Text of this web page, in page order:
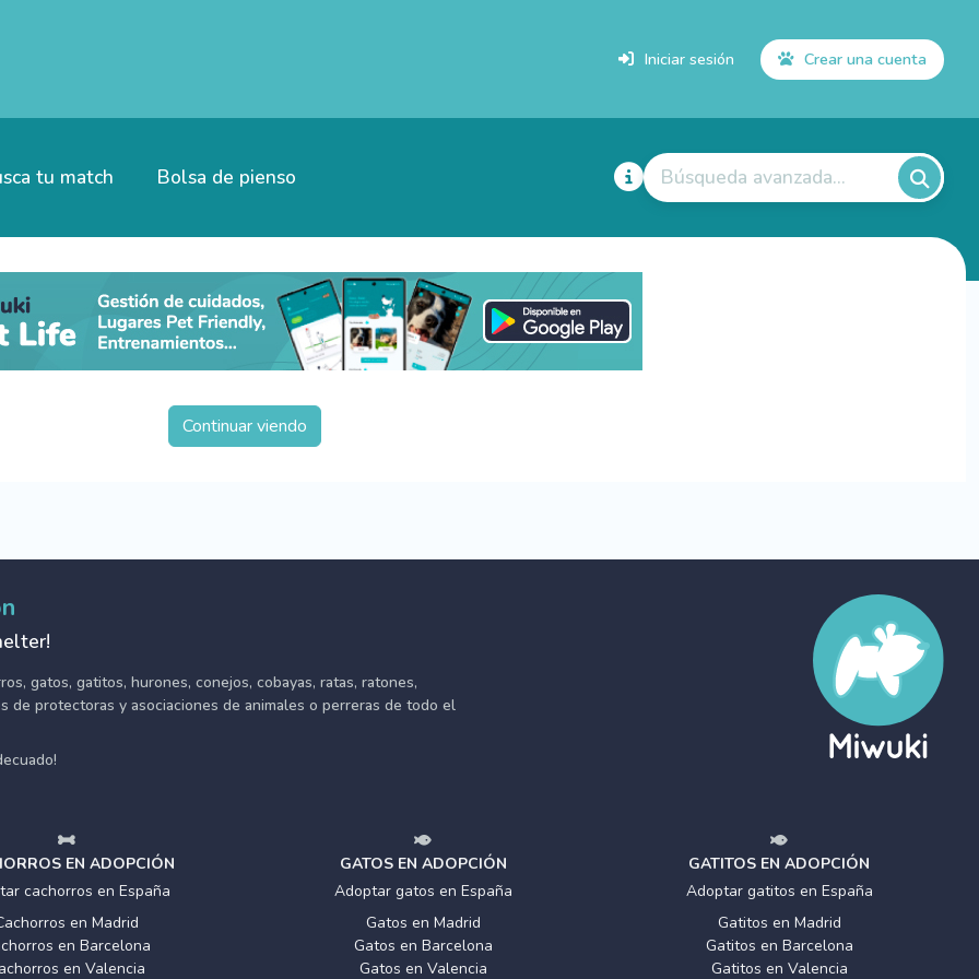
Iniciar sesión Crear una cuenta
tu match Bolsa de pienso Búsqueda avanzada...
Continuar viendo
gatos, gatitos, hurones, conejos, cobayas, ratas, ratones,
de protectoras y asociaciones de animales o perreras de todo el
EN ADOPCIÓN
cachorros en España
en Madrid
en Barcelona
en Valencia
GATOS EN ADOPCIÓN
Adoptar gatos en España
Gatos en Madrid
Gatos en Barcelona
Gatos en Valencia
GATITOS EN ADOPCIÓN
Adoptar gatitos en España
Gatitos en Madrid
Gatitos en Barcelona
Gatitos en Valencia